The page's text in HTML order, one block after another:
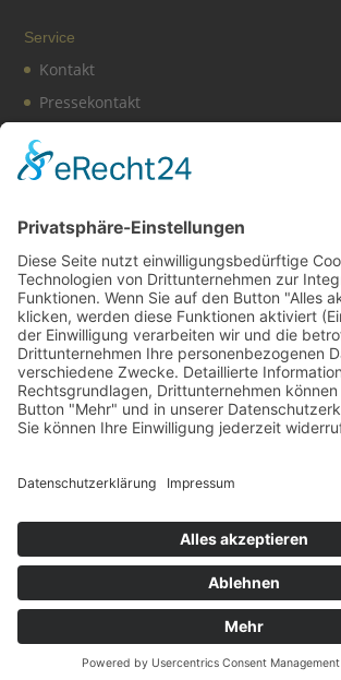
Service
Kontakt
Pressekontakt
Impressum
Cookie-Einstellungen
BDS News – immer aktuell
Melden Sie sich zu unseremNewsletteran
Sie keine aktuellen Tipps mehr rund um
wie z. B. verkaufsoffene Sonntage, After-
das aktuelle Unternehmer-Geschehen in
BDS Gerlingen e.V. · Die Starke
Handel und Handwerk in Gerlingen